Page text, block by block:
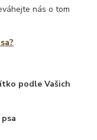
nás o tom
podle Vašich